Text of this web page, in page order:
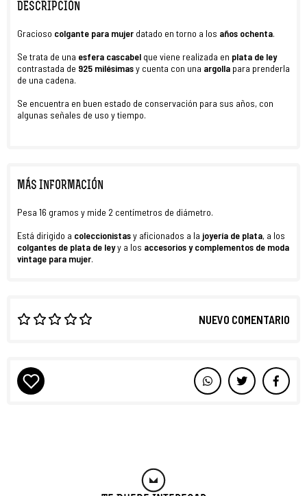
DESCRIPCIÓN
Gracioso colgante para mujer datado en torno a los años ochenta.
Se trata de una esfera cascabel que viene realizada en plata de ley
contrastada de 925 milésimasy cuenta con una argolla para prenderla
de una cadena.
Se encuentra en buen estado de conservación para sus años, con
algunas señales de uso y tiempo.
MÁS INFORMACIÓN
Pesa 16 gramos y mide 2 centímetros de diámetro.
Está dirigido a coleccionistasy aficionados a la joyería de plata, a los
colgantes de plata de leyy a los accesorios y complementos de moda
vintage para mujer.
NUEVO COMENTARIO